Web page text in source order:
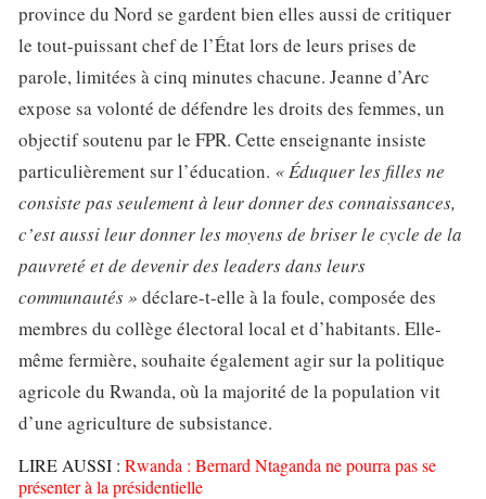
province du Nord se gardent bien elles aussi de critiquer
le tout-puissant chef de l’État lors de leurs prises de
parole, limitées à cinq minutes chacune. Jeanne d’Arc
expose sa volonté de défendre les droits des femmes, un
objectif soutenu par le FPR. Cette enseignante insiste
particulièrement sur l’éducation. « Éduquer les filles ne
consiste pas seulement à leur donner des connaissances,
c’est aussi leur donner les moyens de briser le cycle de la
pauvreté et de devenir des leaders dans leurs
communautés » déclare-t-elle à la foule, composée des
membres du collège électoral local et d’habitants. Elle-
même fermière, souhaite également agir sur la politique
agricole du Rwanda, où la majorité de la population vit
d’une agriculture de subsistance.
LIRE AUSSI : Rwanda : Bernard Ntaganda ne pourra pas se
présenter à la présidentielle